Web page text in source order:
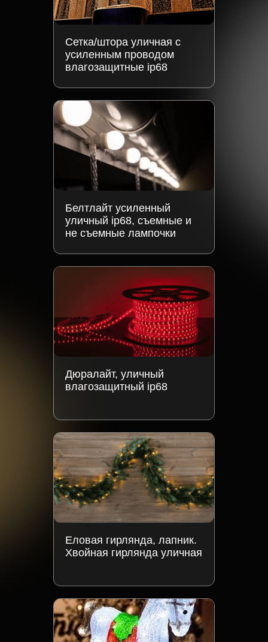
Сетка/штора уличная с
усиленным проводом
влагозащитные ip68
Белтлайт усиленный
уличный ip68, съемные и
не съемные лампочки
Дюралайт, уличный
влагозащитный ip68
Еловая гирлянда, лапник.
Хвойная гирлянда уличная